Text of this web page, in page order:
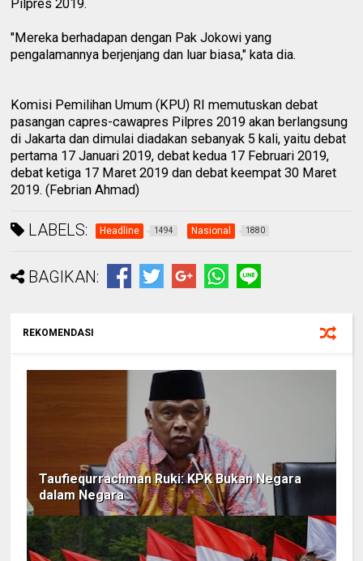
Pilpres 2019.
"Mereka berhadapan dengan Pak Jokowi yang
pengalamannya berjenjang dan luar biasa," kata dia.
Komisi Pemilihan Umum (KPU) RI memutuskan debat
pasangan capres-cawapres Pilpres 2019 akan berlangsung
di Jakarta dan dimulai diadakan sebanyak 5 kali, yaitu debat
pertama 17 Januari 2019, debat kedua 17 Februari 2019,
debat ketiga 17 Maret 2019 dan debat keempat 30 Maret
2019. (Febrian Ahmad)
LABELS: Headline 1494 Nasional 1880
BAGIKAN:
REKOMENDASI
Taufiequrrachman Ruki: KPK Bukan Negara
dalam Negara